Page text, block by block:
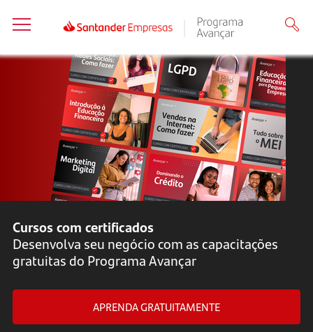
Cursos com certificados
Desenvolva seu negócio com as capacitações
gratuitas do Programa Avançar
APRENDA GRATUITAMENTE